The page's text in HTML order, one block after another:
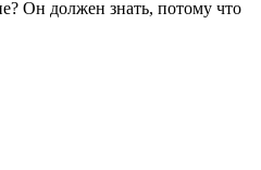
Он должен знать, потому что